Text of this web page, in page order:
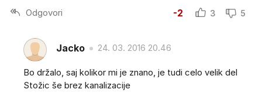
Odgovori -2 3 5
Jacko 24. 03. 2016 20.46
Bo držalo, saj kolikor mi je znano, je tudi celo velik del
Stožic še brez kanalizacije